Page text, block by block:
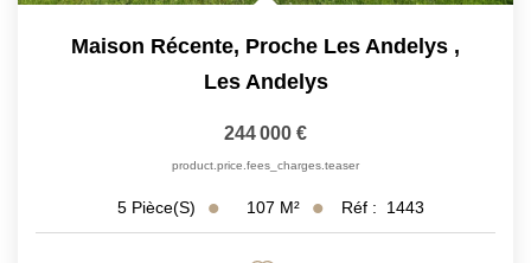
Maison Récente, Proche Les Andelys ,
Les Andelys
244 000 €
product.price.fees_charges.teaser
5 Pièce(s) 107 M² Réf : 1443